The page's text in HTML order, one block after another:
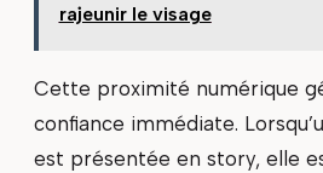
rajeunir le visage
Cette proximité numérique
confiance immédiate.
est présentée en story, elle